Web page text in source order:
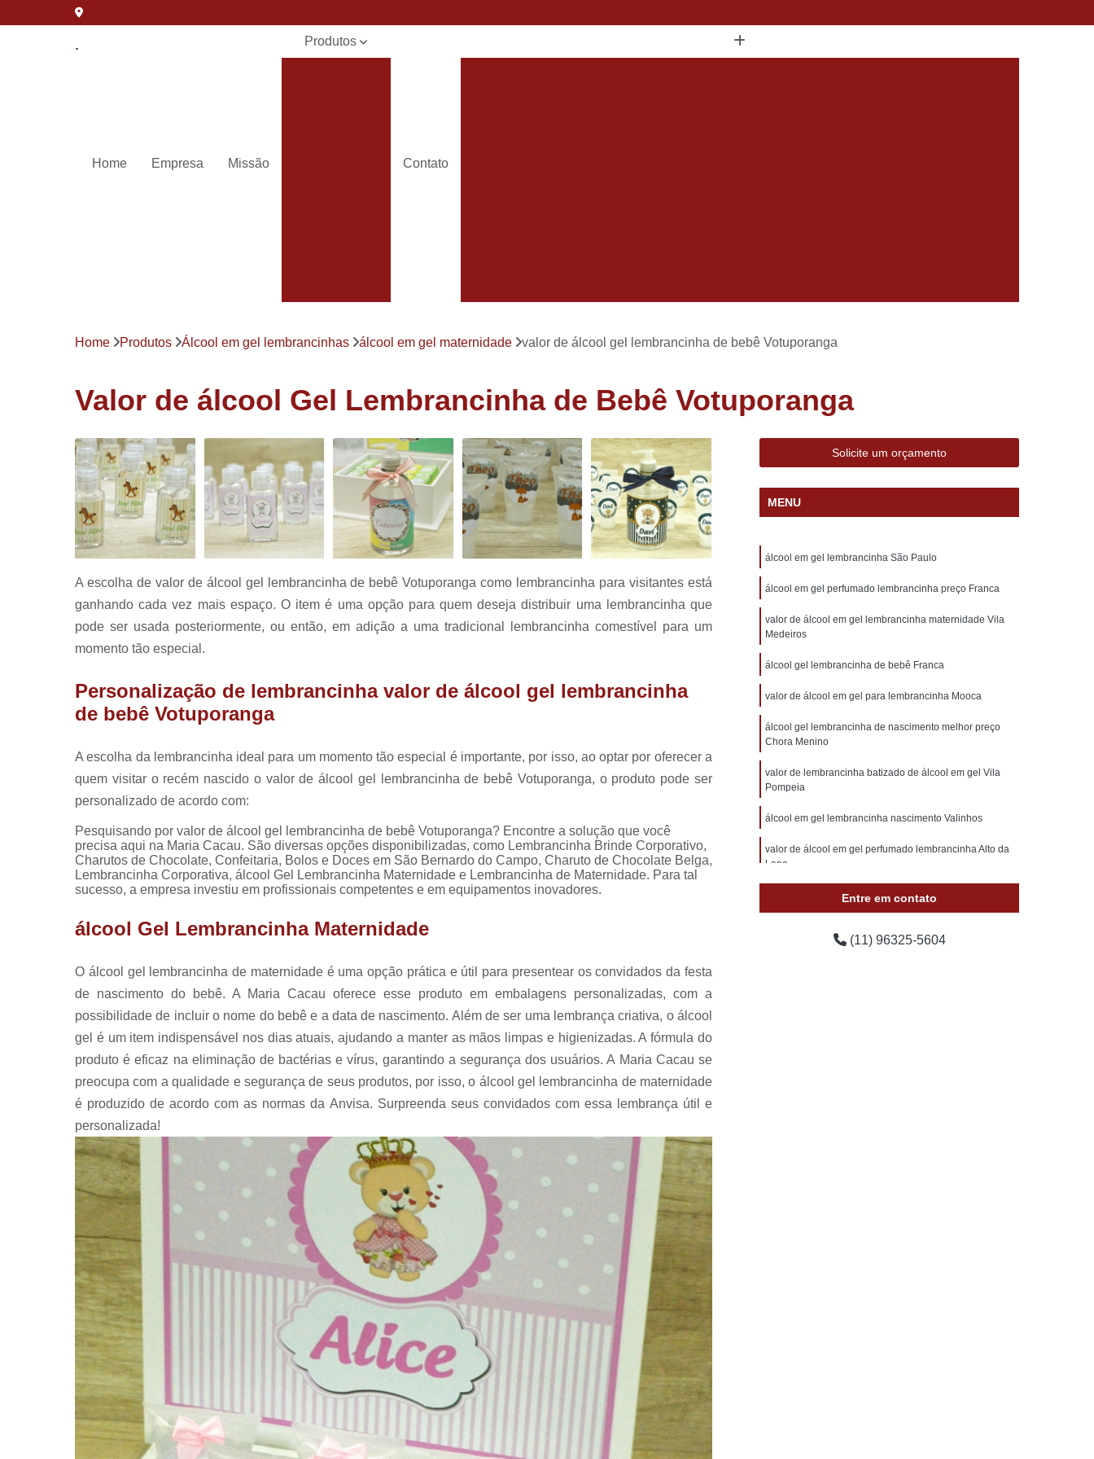
Home Empresa Missão
Produtos
Lembrancinhas
de aniversário
Lembrancinhas
de batizados
Panetone
trufado
Pirulitos de
chocolate
Contato
Lembrancinha de Bem Casado
Bem Nascido Personalizado
Bem Nascidos Maternidade
Bem Nascidos na Caixinha
Bem Nascidos na Fralda
Bem Nascidos para Festa
Bem Nascidos para Maternidade
Charuto de Chocolate Batizado
Charuto de Chocolate Belga
Charuto de Chocolate Chá de Bebê
Charuto de Chocolate de Maternidade
Charuto de Chocolate Lembrança de Maternidade
Charuto de Chocolate Maternidade
Charuto de Chocolate para Maternidade
Charuto de Chocolate para Nascimento
Charuto de Chocolate Personalizado
Lembrancinha de Casamento Barata
Lembrancinhas Casamento Personalizada
Lembrancinhas de Casamento Diferentes
Lembrancinhas de Casamento para Convidados
Lembrancinhas de Casamento para Padrinhos
Lembrancinhas para Casamento
Lembrancinhas Simples de Casamento
Lembrança Chá de Bebê
Lembrancinha Cha de Bebê
Lembrancinha Cha de Bebê Menina
Lembrancinha de Cha de Bebê Menina
Lembrancinha de Maternidade a Pronta Entrega
Lembrancinha de Maternidade Comestível
Lembrancinha de Maternidade Luxo
Lembrancinha de Maternidade Menino
Lembrancinha de Maternidade Pronta Entrega
Lembrancinha de Maternidade Recém Nascido
Lembrancinhas de Maternidade
Lembrancinha Corporativa
Lembrancinha Corporativa de Páscoa
Lembrancinha Corporativa Dia dos Pais
Lembrancinha Corporativa Personalizada
Lembrancinha Evento Corporativo
Lembrancinha Personalizada para Empresas
Lembrancinha de Aniversário Comestível
Lembrancinha de Aniversário Menina
Lembrancinha de Aniversário para 1 Ano
Home Produtos Álcool em gel lembrancinhas álcool em gel maternidade valor de álcool gel lembrancinha de bebê Votuporanga
Valor de álcool Gel Lembrancinha de Bebê Votuporanga
A escolha de valor de álcool gel lembrancinha de bebê Votuporanga como lembrancinha para visitantes está
ganhando cada vez mais espaço. O item é uma opção para quem deseja distribuir uma lembrancinha que
pode ser usada posteriormente, ou então, em adição a uma tradicional lembrancinha comestível para um
momento tão especial.
Personalização de lembrancinha valor de álcool gel lembrancinha
de bebê Votuporanga
A escolha da lembrancinha ideal para um momento tão especial é importante, por isso, ao optar por oferecer a
quem visitar o recém nascido o valor de álcool gel lembrancinha de bebê Votuporanga, o produto pode ser
personalizado de acordo com:
Pesquisando por valor de álcool gel lembrancinha de bebê Votuporanga? Encontre a solução que você
precisa aqui na Maria Cacau. São diversas opções disponibilizadas, como Lembrancinha Brinde Corporativo,
Charutos de Chocolate, Confeitaria, Bolos e Doces em São Bernardo do Campo, Charuto de Chocolate Belga,
Lembrancinha Corporativa, álcool Gel Lembrancinha Maternidade e Lembrancinha de Maternidade. Para tal
sucesso, a empresa investiu em profissionais competentes e em equipamentos inovadores.
álcool Gel Lembrancinha Maternidade
O álcool gel lembrancinha de maternidade é uma opção prática e útil para presentear os convidados da festa
de nascimento do bebê. A Maria Cacau oferece esse produto em embalagens personalizadas, com a
possibilidade de incluir o nome do bebê e a data de nascimento. Além de ser uma lembrança criativa, o álcool
gel é um item indispensável nos dias atuais, ajudando a manter as mãos limpas e higienizadas. A fórmula do
produto é eficaz na eliminação de bactérias e vírus, garantindo a segurança dos usuários. A Maria Cacau se
preocupa com a qualidade e segurança de seus produtos, por isso, o álcool gel lembrancinha de maternidade
é produzido de acordo com as normas da Anvisa. Surpreenda seus convidados com essa lembrança útil e
personalizada!
Solicite um orçamento
MENU
álcool em gel lembrancinha São Paulo
álcool em gel perfumado lembrancinha preço Franca
valor de álcool em gel lembrancinha maternidade Vila
Medeiros
álcool gel lembrancinha de bebê Franca
valor de álcool em gel para lembrancinha Mooca
álcool gel lembrancinha de nascimento melhor preço
Chora Menino
valor de lembrancinha batizado de álcool em gel Vila
Pompeia
álcool em gel lembrancinha nascimento Valinhos
valor de álcool em gel perfumado lembrancinha Alto da
Lapa
álcool em gel lembrancinha nascimento Limeira
Entre em contato
(11) 96325-5604